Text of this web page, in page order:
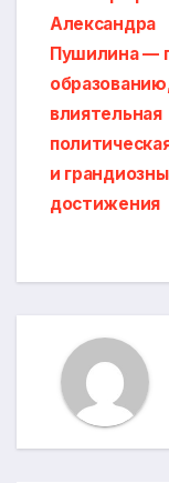
по
Александра
Пушилина —
влиятельная
и
достижения